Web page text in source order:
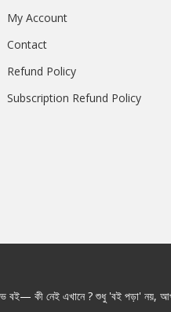
My Account
Contact
Refund Policy
Subscription Refund Policy
বই— কী নেই এখানে ? শুধু 'বই পড়া' নয়,